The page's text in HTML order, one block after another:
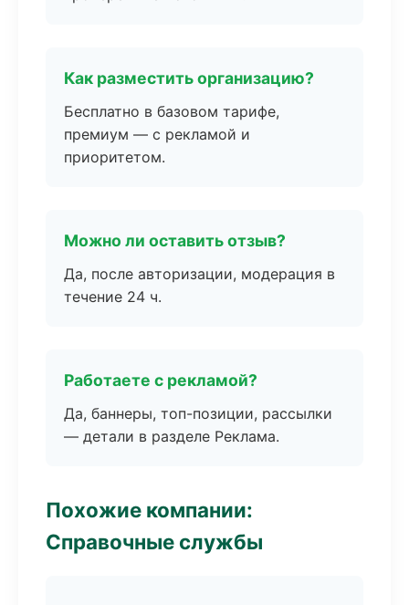
Как разместить организацию?
Бесплатно в базовом тарифе,
премиум — с рекламой и
приоритетом.
Можно ли оставить отзыв?
Да, после авторизации, модерация в
течение 24 ч.
Работаете с рекламой?
Да, баннеры, топ-позиции, рассылки
— детали в разделе Реклама.
Похожие компании:
Справочные службы